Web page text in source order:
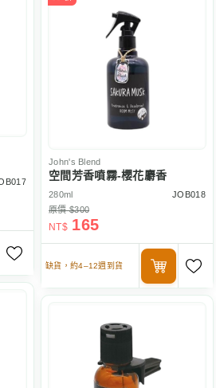
John's Blend
空間芳香噴霧-櫻花麝香
280ml
JOB018
原價 $300
NT$ 165
缺貨，約4–12週到貨